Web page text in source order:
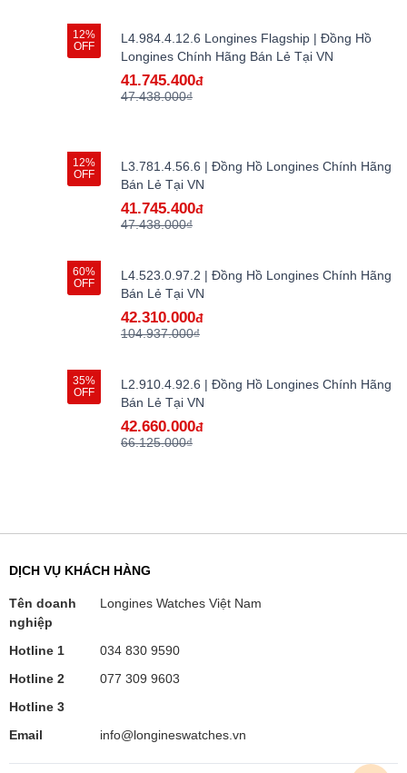
12%
OFF
L4.984.4.12.6 Longines Flagship | Đồng Hồ
Longines Chính Hãng Bán Lẻ Tại VN
41.745.400đ
47.438.000₫
12%
OFF
L3.781.4.56.6 | Đồng Hồ Longines Chính Hãng
Bán Lẻ Tại VN
41.745.400đ
47.438.000₫
60%
OFF
L4.523.0.97.2 | Đồng Hồ Longines Chính Hãng
Bán Lẻ Tại VN
42.310.000đ
104.937.000₫
35%
OFF
L2.910.4.92.6 | Đồng Hồ Longines Chính Hãng
Bán Lẻ Tại VN
42.660.000đ
66.125.000₫
DỊCH VỤ KHÁCH HÀNG
Tên doanh
nghiệp
Longines Watches Việt Nam
Hotline 1
034 830 9590
Hotline 2
077 309 9603
Hotline 3
Email
info@longineswatches.vn